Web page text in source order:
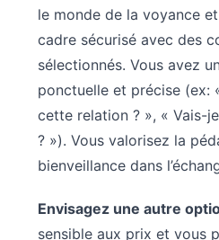
le monde de la voyance
cadre sécurisé avec des
sélectionnés. Vous avez
ponctuelle et précise (ex:
cette relation ? », « Vais-
? »). Vous valorisez la
bienveillance dans
Envisagez une autre
sensible aux prix et vous